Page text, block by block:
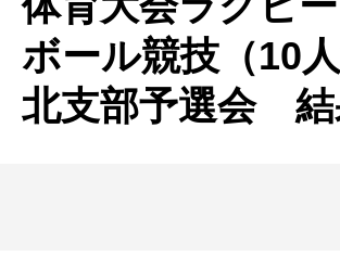
ボール競技（10
北支部予選会